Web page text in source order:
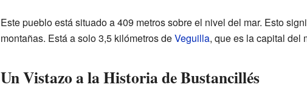
Este pueblo está situado a 409 metros sobre el nivel del mar. Esto
montañas. Está a solo 3,5 kilómetros deVeguilla, que es la capital del
Un Vistazo a la Historia de Bustancillés